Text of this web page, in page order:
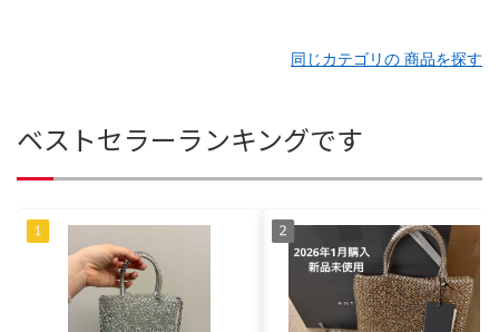
同じカテゴリの 商品を探す
ベストセラーランキングです